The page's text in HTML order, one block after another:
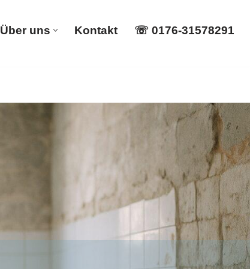
Über uns Kontakt ☏ 0176-31578291